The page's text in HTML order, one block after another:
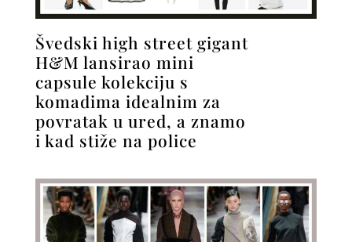
Švedski high street gigant
H&M lansirao mini
capsule kolekciju s
komadima idealnim za
povratak u ured, a znamo
i kad stiže na police